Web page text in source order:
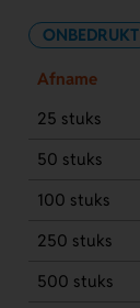
ONBEDRUKT
Afname
25 stuks
50 stuks
100 stuks
250 stuks
500 stuks